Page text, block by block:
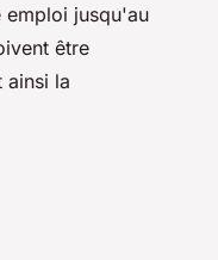
emploi jusqu'au
être
ainsi la